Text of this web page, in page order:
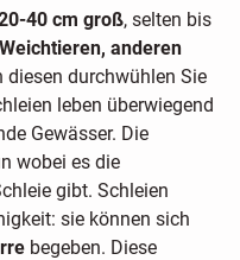
40 cm groß, selten bis
anderen
diesen durchwühlen Sie
leben überwiegend
Gewässer. Die
wobei es die
gibt. Schleien
sie können sich
begeben. Diese